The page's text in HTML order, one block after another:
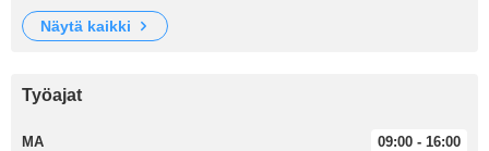
näytä kaikki
Työajat
MA 09:00 - 16:00